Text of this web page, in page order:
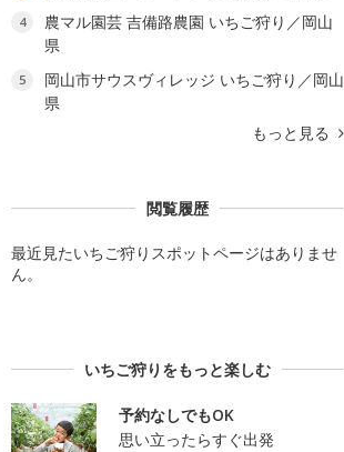
4
農マル園芸 吉備路農園 いちご狩り／岡山
県
5
岡山市サウスヴィレッジ いちご狩り／岡山
県
もっと見る
閲覧履歴
最近見たいちご狩りスポットページはありませ
ん。
いちご狩りをもっと楽しむ
予約なしでもOK
思い立ったらすぐ出発